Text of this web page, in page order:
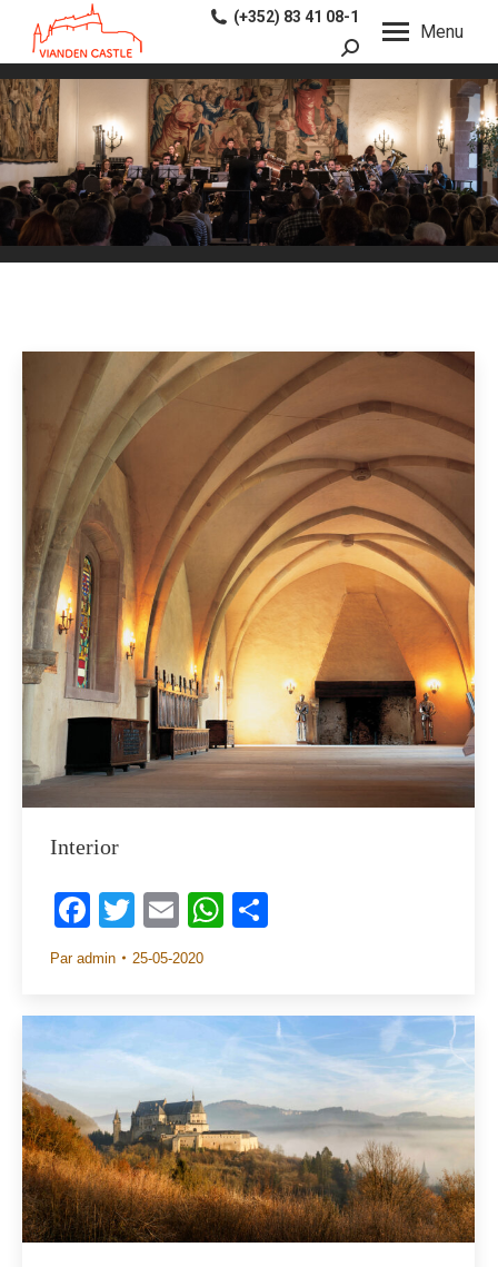
Menu
(+352) 83 41 08-1
Recherche
:
Interior
Facebook
Twitter
EmailWhatsApp
Par admin 25-05-2020